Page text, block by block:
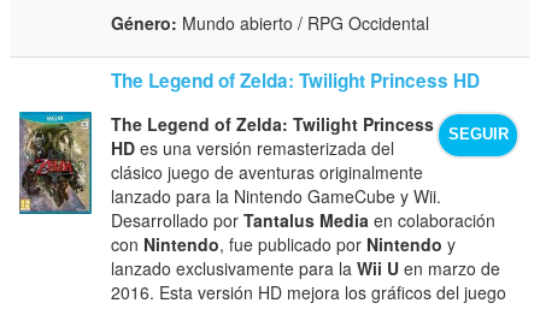
Género: Mundo abierto / RPG Occidental
The Legend of Zelda: Twilight Princess HD
SEGUIR
The Legend of Zelda: Twilight Princess
HD es una versión remasterizada del
clásico juego de aventuras originalmente
lanzado para la Nintendo GameCube y Wii.
Desarrollado porTantalus Media en colaboración
con Nintendo, fue publicado por Nintendo y
lanzado exclusivamente para laWii U en marzo de
2016. Esta versión HD mejora los gráficos del juego